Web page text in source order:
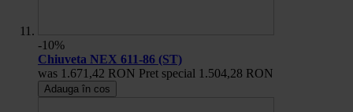
-10%
Chiuveta NEX 611-86 (ST)
was 1.671,42 RON Pret special 1.504,28 RON
Adauga în cos